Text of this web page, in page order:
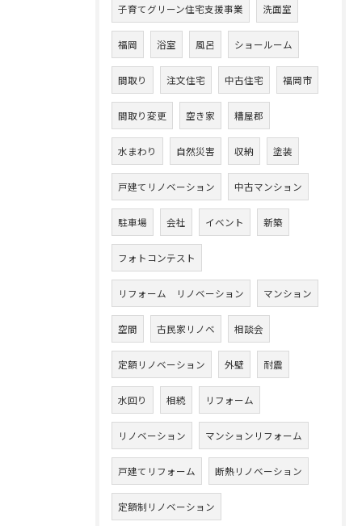
子育てグリーン住宅支援事業 洗面室
福岡 浴室 風呂 ショールーム
間取り 注文住宅 中古住宅 福岡市
間取り変更 空き家 糟屋郡
水まわり 自然災害 収納 塗装
戸建てリノベーション 中古マンション
駐車場 会社 イベント 新築
フォトコンテスト
リフォーム リノベーション マンション
空間 古民家リノベ 相談会
定額リノベーション 外壁 耐震
水回り 相続 リフォーム
リノベーション マンションリフォーム
戸建てリフォーム 断熱リノベーション
定額制リノベーション